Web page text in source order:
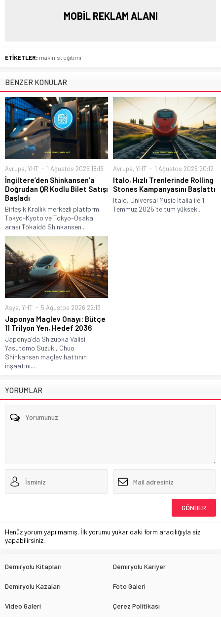
MOBİL REKLAM ALANI
ETİKETLER: makinist eğitimi
BENZER KONULAR
Avrupa, YHT 1 Ağustos 2026 18:19
İngiltere’den Shinkansen’a
Doğrudan QR Kodlu Bilet Satışı
Başladı
Birleşik Krallık merkezli platform,
Tokyo–Kyoto ve Tokyo–Osaka
arası Tōkaidō Shinkansen...
Avrupa, YHT 1 Ağustos 2026 20:12
Italo, Hızlı Trenlerinde Rolling
Stones Kampanyasını Başlattı
Italo, Universal Music Italia ile 1
Temmuz 2025'te tüm yüksek...
Asya, YHT 5 Ağustos 2026 22:13
Japonya Maglev Onayı: Bütçe
11 Trilyon Yen, Hedef 2036
Japonya'da Shizuoka Valisi
Yasutomo Suzuki, Chuo
Shinkansen maglev hattının
inşaatını...
YORUMLAR
Henüz yorum yapılmamış. İlk yorumu yukarıdaki form aracılığıyla siz
yapabilirsiniz.
Demiryolu Kitapları Demiryolu Kariyer
Demiryolu Kazaları Foto Galeri
Video Galeri Çerez Politikası